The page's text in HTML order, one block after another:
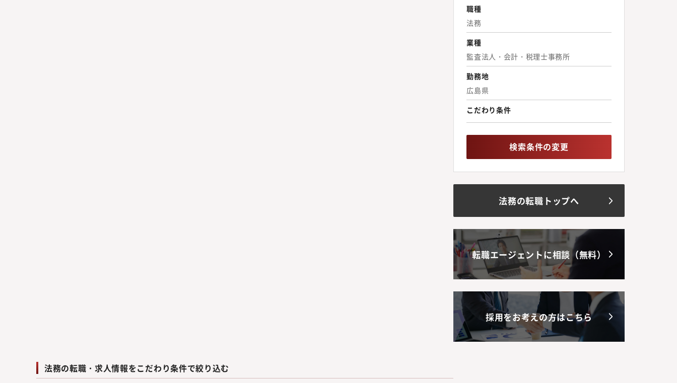
職種
法務
業種
監査法人・会計・税理士事務所
勤務地
広島県
こだわり条件
検索条件の変更
法務の転職トップへ
転職エージェントに相談（無料）
採用をお考えの方はこちら
法務の転職・求人情報をこだわり条件で絞り込む